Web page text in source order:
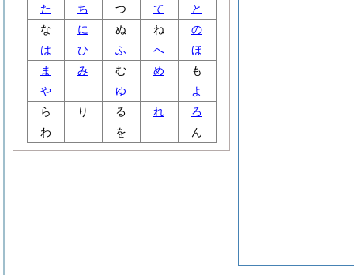
た
ち つ て
と
な
に ぬ ね
の
は
ひ ふ へ
ほ
ま
み む め
も
や
ゆ
よ
ら
り る れ
ろ
わ
を ん